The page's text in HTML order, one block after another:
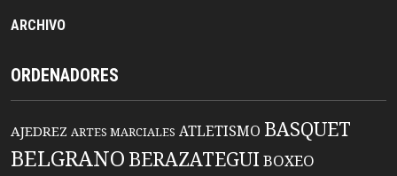
ARCHIVO
ORDENADORES
AJEDREZ ARTES MARCIALES ATLETISMO BASQUET
BELGRANO BERAZATEGUIBOXEO